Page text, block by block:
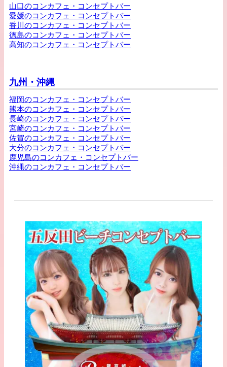
山口のコンカフェ・コンセプトバー
愛媛のコンカフェ・コンセプトバー
香川のコンカフェ・コンセプトバー
徳島のコンカフェ・コンセプトバー
高知のコンカフェ・コンセプトバー
九州・沖縄
福岡のコンカフェ・コンセプトバー
熊本のコンカフェ・コンセプトバー
長崎のコンカフェ・コンセプトバー
宮崎のコンカフェ・コンセプトバー
佐賀のコンカフェ・コンセプトバー
大分のコンカフェ・コンセプトバー
鹿児島のコンカフェ・コンセプトバー
沖縄のコンカフェ・コンセプトバー